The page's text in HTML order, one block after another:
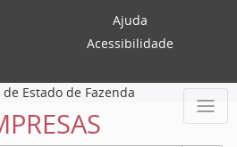
Ajuda
Acessibilidade
Estado de Fazenda